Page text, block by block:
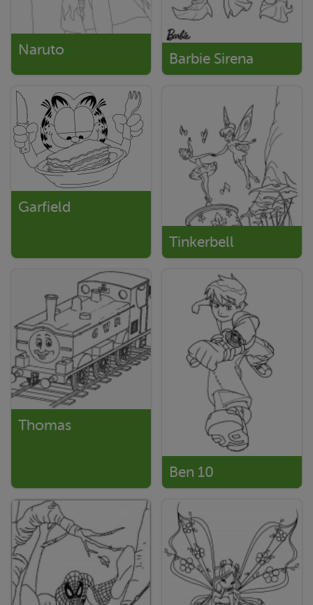
Naruto
Barbie Sirena
Garfield
Tinkerbell
Thomas
Ben 10